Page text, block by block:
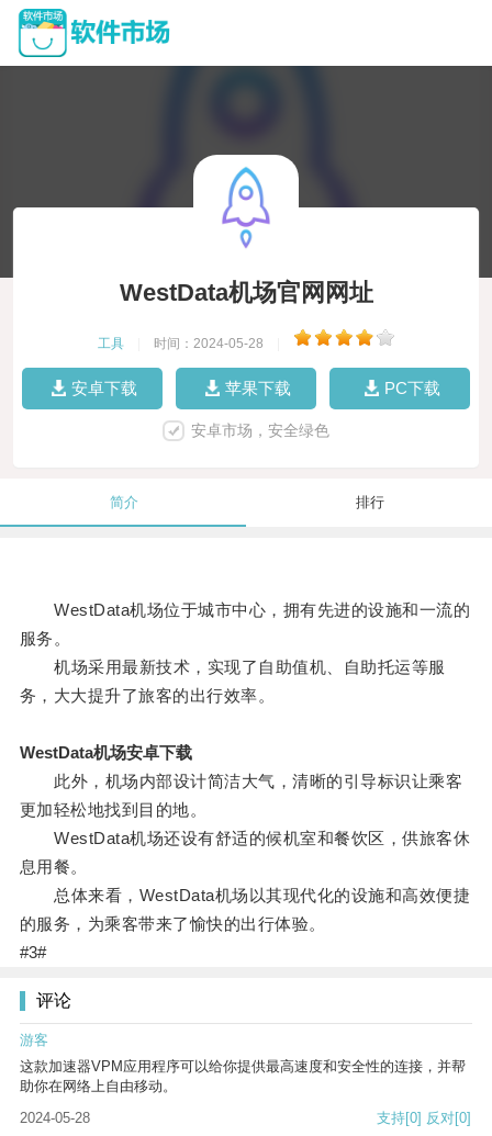
WestData机场官网网址
工具 时间：2024-05-28
安卓下载 苹果下载 PC下载
安卓市场，安全绿色
简介 排行
WestData机场位于城市中心，拥有先进的设施和一流的
服务。
机场采用最新技术，实现了自助值机、自助托运等服
务，大大提升了旅客的出行效率。
WestData机场安卓下载
此外，机场内部设计简洁大气，清晰的引导标识让乘客
更加轻松地找到目的地。
WestData机场还设有舒适的候机室和餐饮区，供旅客休
息用餐。
总体来看，WestData机场以其现代化的设施和高效便捷
的服务，为乘客带来了愉快的出行体验。
#3#
评论
游客
这款加速器VPM应用程序可以给你提供最高速度和安全性的连接，并帮
助你在网络上自由移动。
2024-05-28
支持[0] 反对[0]